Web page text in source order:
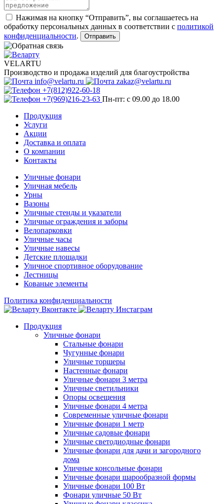
Нажимая на кнопку “Отправить”, вы соглашаетесь на
обработку персональных данных в соответствии с политикой
конфиденциальности. Отправить
VELARTU
Производство и продажа изделий для благоустройства
info@velartu.ru
zakaz@velartu.ru
+7(812)922-60-18
+7(969)216-23-63 Пн-пт: с 09.00 до 18.00
Продукция
Услуги
Акции
Доставка и оплата
О компании
Контакты
Уличные фонари
Уличная мебель
Урны
Вазоны
Уличные стенды и указатели
Уличные ограждения и заборы
Велопарковки
Уличные часы
Уличные навесы
Детские площадки
Уличное спортивное оборудование
Лестницы
Кованые элементы
Политика конфиденциальности
Продукция
Уличные фонари
Стальные фонари
Чугунные фонари
Уличные торшеры
Настенные фонари
Уличные фонари 3 метра
Уличные светильники
Опоры освещения
Уличные фонари 4 метра
Современные уличные фонари
Уличные фонари 1 метр
Уличные садовые фонари
Уличные светодиодные фонари
Уличные фонари для дачи и загородного
дома
Уличные консольные фонари
Уличные фонари шарообразной формы
Уличные фонари 100 Вт
Фонари уличные 50 Вт